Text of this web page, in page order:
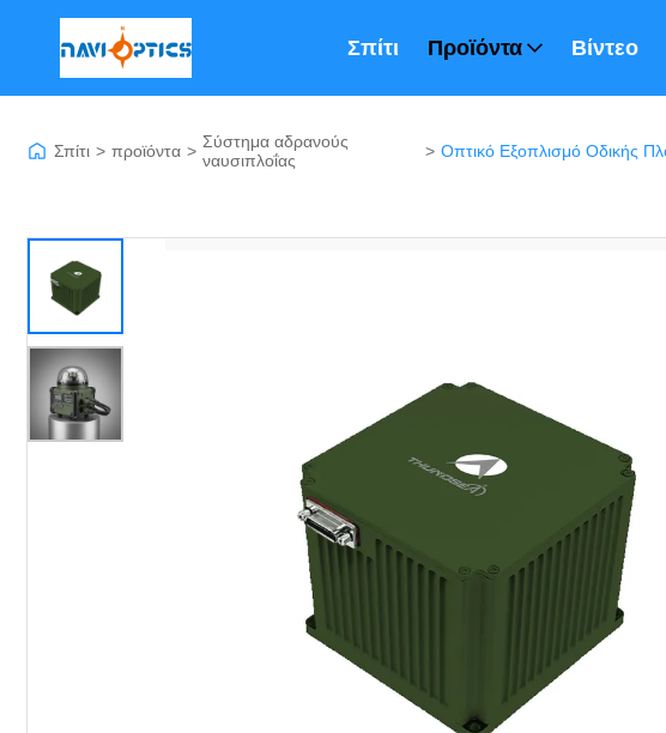
Σπίτι Προϊόντα Βίντεο
Σπίτι > προϊόντα > Σύστημα αδρανούς
ναυσιπλοΐας
>